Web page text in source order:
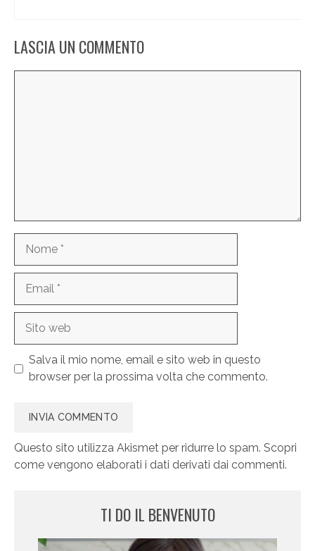
LASCIA UN COMMENTO
web
Salva il mio nome, email e sito web in questo
browser per la prossima volta che commento.
Questo sito utilizza Akismet per ridurre lo spam. Scopri
come vengono elaborati i dati derivati dai commenti.
TI DO IL BENVENUTO